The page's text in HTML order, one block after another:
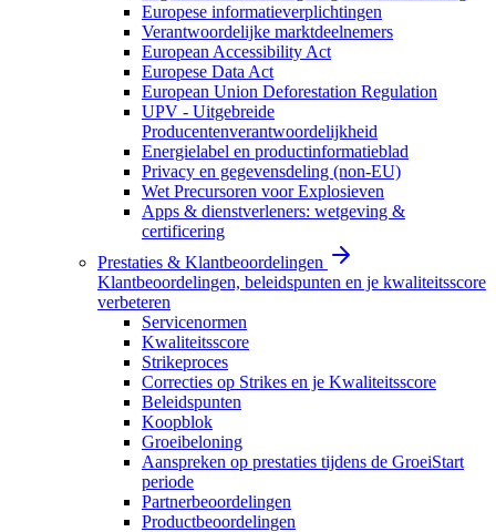
Europese informatieverplichtingen
Verantwoordelijke marktdeelnemers
European Accessibility Act
Europese Data Act
European Union Deforestation Regulation
UPV - Uitgebreide
Producentenverantwoordelijkheid
Energielabel en productinformatieblad
Privacy en gegevensdeling (non-EU)
Wet Precursoren voor Explosieven
Apps & dienstverleners: wetgeving &
certificering
Prestaties & Klantbeoordelingen
Klantbeoordelingen, beleidspunten en je kwaliteitsscore
verbeteren
Servicenormen
Kwaliteitsscore
Strikeproces
Correcties op Strikes en je Kwaliteitsscore
Beleidspunten
Koopblok
Groeibeloning
Aanspreken op prestaties tijdens de GroeiStart
periode
Partnerbeoordelingen
Productbeoordelingen